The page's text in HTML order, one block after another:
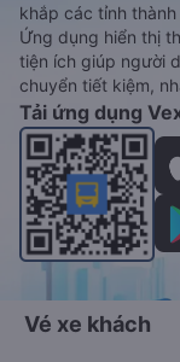
khắp các tỉnh
Ứng dụng hiển thị
tiện ích giúp người
chuyển tiết kiệm,
Tải ứng dụng
Vé xe khách